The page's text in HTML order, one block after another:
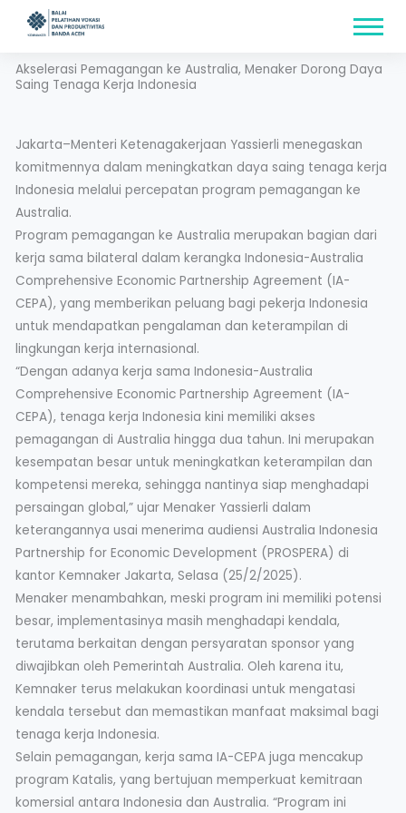
content
Akselerasi Pemagangan ke Australia, Menaker Dorong Daya
Saing Tenaga Kerja Indonesia
Jakarta–Menteri Ketenagakerjaan Yassierli menegaskan
komitmennya dalam meningkatkan daya saing tenaga kerja
Indonesia melalui percepatan program pemagangan ke
Australia.
Program pemagangan ke Australia merupakan bagian dari
kerja sama bilateral dalam kerangka Indonesia-Australia
Comprehensive Economic Partnership Agreement (IA-
CEPA), yang memberikan peluang bagi pekerja Indonesia
untuk mendapatkan pengalaman dan keterampilan di
lingkungan kerja internasional.
“Dengan adanya kerja sama Indonesia-Australia
Comprehensive Economic Partnership Agreement (IA-
CEPA), tenaga kerja Indonesia kini memiliki akses
pemagangan di Australia hingga dua tahun. Ini merupakan
kesempatan besar untuk meningkatkan keterampilan dan
kompetensi mereka, sehingga nantinya siap menghadapi
persaingan global,” ujar Menaker Yassierli dalam
keterangannya usai menerima audiensi Australia Indonesia
Partnership for Economic Development (PROSPERA) di
kantor Kemnaker Jakarta, Selasa (25/2/2025).
Menaker menambahkan, meski program ini memiliki potensi
besar, implementasinya masih menghadapi kendala,
terutama berkaitan dengan persyaratan sponsor yang
diwajibkan oleh Pemerintah Australia. Oleh karena itu,
Kemnaker terus melakukan koordinasi untuk mengatasi
kendala tersebut dan memastikan manfaat maksimal bagi
tenaga kerja Indonesia.
Selain pemagangan, kerja sama IA-CEPA juga mencakup
program Katalis, yang bertujuan memperkuat kemitraan
komersial antara Indonesia dan Australia. “Program ini